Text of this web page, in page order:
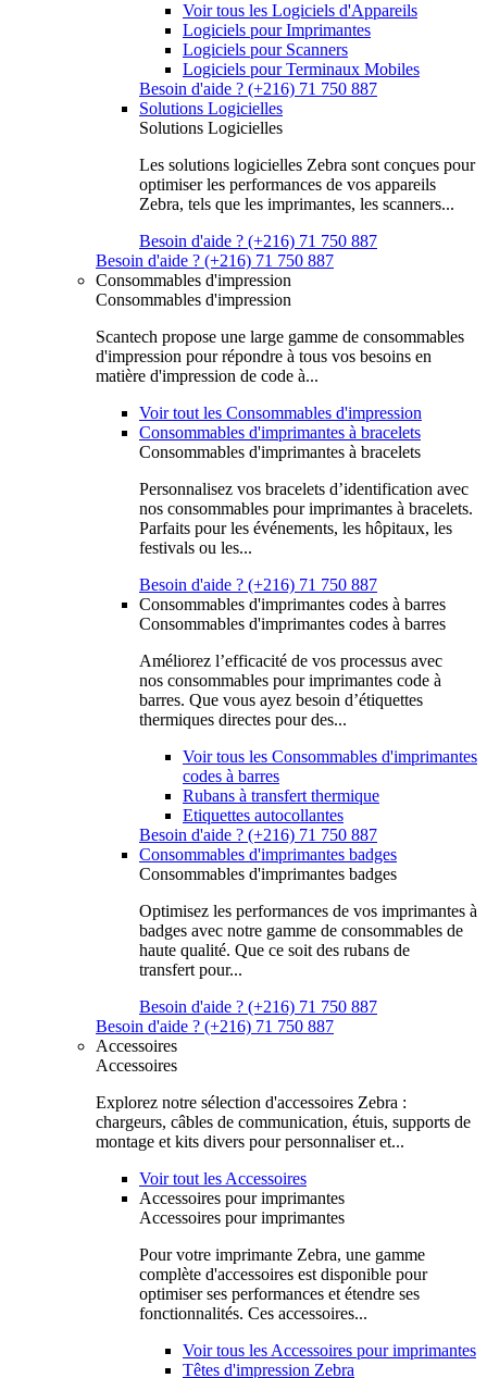
Voir tous les Logiciels d'Appareils
Logiciels pour Imprimantes
Logiciels pour Scanners
Logiciels pour Terminaux Mobiles
Besoin d'aide ? (+216) 71 750 887
Solutions Logicielles
Solutions Logicielles
Les solutions logicielles Zebra sont conçues pour
optimiser les performances de vos appareils
Zebra, tels que les imprimantes, les scanners...
Besoin d'aide ? (+216) 71 750 887
Besoin d'aide ? (+216) 71 750 887
Consommables d'impression
Consommables d'impression
Scantech propose une large gamme de consommables
d'impression pour répondre à tous vos besoins en
matière d'impression de code à...
Voir tout les Consommables d'impression
Consommables d'imprimantes à bracelets
Consommables d'imprimantes à bracelets
Personnalisez vos bracelets d’identification avec
nos consommables pour imprimantes à bracelets.
Parfaits pour les événements, les hôpitaux, les
festivals ou les...
Besoin d'aide ? (+216) 71 750 887
Consommables d'imprimantes codes à barres
Consommables d'imprimantes codes à barres
Améliorez l’efficacité de vos processus avec
nos consommables pour imprimantes code à
barres. Que vous ayez besoin d’étiquettes
thermiques directes pour des...
Voir tous les Consommables d'imprimantes
codes à barres
Rubans à transfert thermique
Etiquettes autocollantes
Besoin d'aide ? (+216) 71 750 887
Consommables d'imprimantes badges
Consommables d'imprimantes badges
Optimisez les performances de vos imprimantes à
badges avec notre gamme de consommables de
haute qualité. Que ce soit des rubans de
transfert pour...
Besoin d'aide ? (+216) 71 750 887
Besoin d'aide ? (+216) 71 750 887
Accessoires
Accessoires
Explorez notre sélection d'accessoires Zebra :
chargeurs, câbles de communication, étuis, supports de
montage et kits divers pour personnaliser et...
Voir tout les Accessoires
Accessoires pour imprimantes
Accessoires pour imprimantes
Pour votre imprimante Zebra, une gamme
complète d'accessoires est disponible pour
optimiser ses performances et étendre ses
fonctionnalités. Ces accessoires...
Voir tous les Accessoires pour imprimantes
Têtes d'impression Zebra